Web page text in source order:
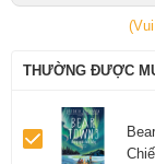
THƯỜNG ĐƯỢC